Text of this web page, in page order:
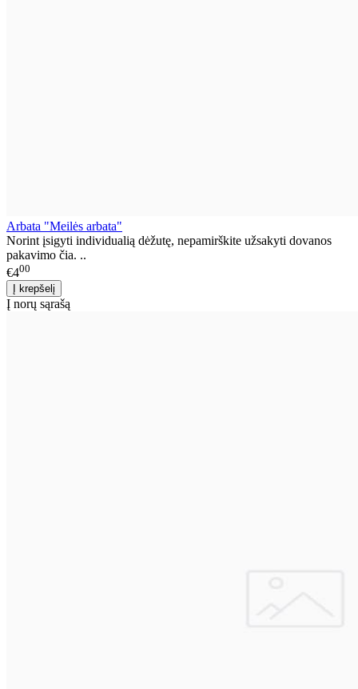
Arbata "Meilės arbata"
Norint įsigyti individualią dėžutę, nepamirškite užsakyti dovanos
pakavimo čia. ..
€400
Į norų sąrašą